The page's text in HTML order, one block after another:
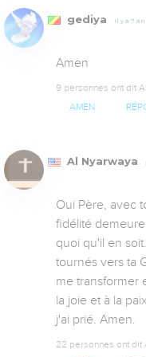
gediya Il y a 7
Amen
9 personnes ont dit
AMEN
Al Nyarwaya
Oui Père, avec
fidélité
quoi qu'il en
tournés vers ta
me transformer
la joie et à la
j'ai prié. Amen.
22 personnes ont dit